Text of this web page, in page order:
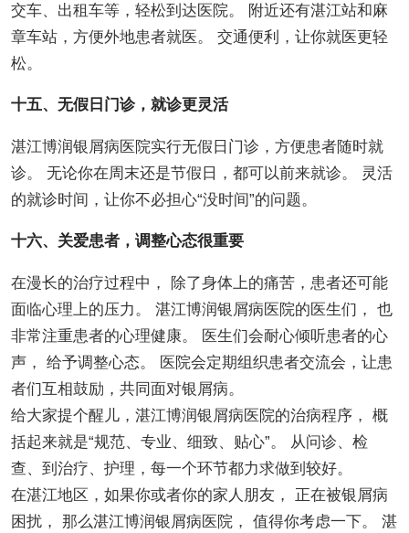
交车、出租车等，轻松到达医院。 附近还有湛江站和麻
章车站，方便外地患者就医。 交通便利，让你就医更轻
松。
十五、无假日门诊，就诊更灵活
湛江博润银屑病医院实行无假日门诊，方便患者随时就
诊。 无论你在周末还是节假日，都可以前来就诊。 灵活
的就诊时间，让你不必担心“没时间”的问题。
十六、关爱患者，调整心态很重要
在漫长的治疗过程中， 除了身体上的痛苦，患者还可能
面临心理上的压力。 湛江博润银屑病医院的医生们， 也
非常注重患者的心理健康。 医生们会耐心倾听患者的心
声， 给予调整心态。 医院会定期组织患者交流会，让患
者们互相鼓励，共同面对银屑病。
给大家提个醒儿，湛江博润银屑病医院的治病程序， 概
括起来就是“规范、专业、细致、贴心”。 从问诊、检
查、到治疗、护理，每一个环节都力求做到较好。
在湛江地区，如果你或者你的家人朋友， 正在被银屑病
困扰， 那么湛江博润银屑病医院， 值得你考虑一下。 湛